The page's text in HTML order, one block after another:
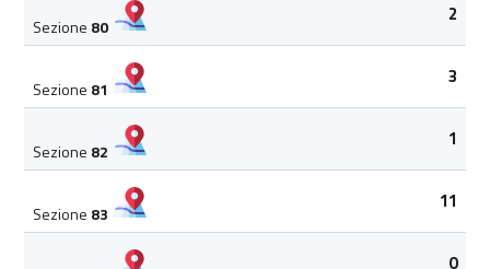
Sezione 80
2
Sezione 81
3
Sezione 82
1
Sezione 83
11
0